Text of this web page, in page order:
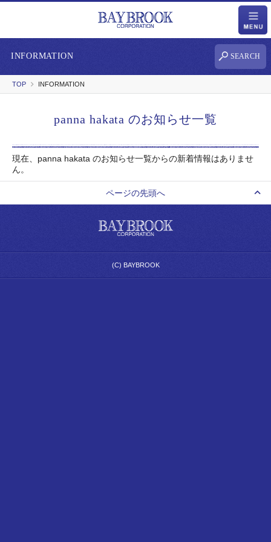
INFORMATION SEARCH
TOP INFORMATION
panna hakata のお知らせ一覧
現在、panna hakata のお知らせ一覧からの新着情報はありませ
ん。
ページの先頭へ
(C) BAYBROOK